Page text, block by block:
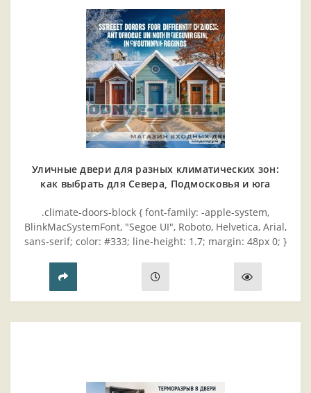
Уличные двери для разных климатических зон:
как выбрать для Севера, Подмосковья и юга
.climate-doors-block { font-family: -apple-system,
BlinkMacSystemFont, "Segoe UI", Roboto, Helvetica, Arial,
sans-serif; color: #333; line-height: 1.7; margin: 48px 0; }